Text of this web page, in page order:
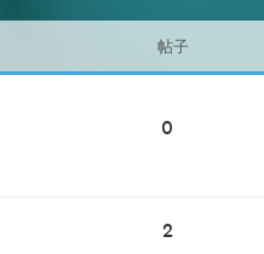
帖子
0
2